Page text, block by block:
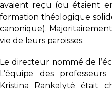
avaient reçu (ou étaient
formation théologique
canonique).
vie de leurs paroisses.
Le directeur nommé de
L’équipe des
Kristina Rankelytė était